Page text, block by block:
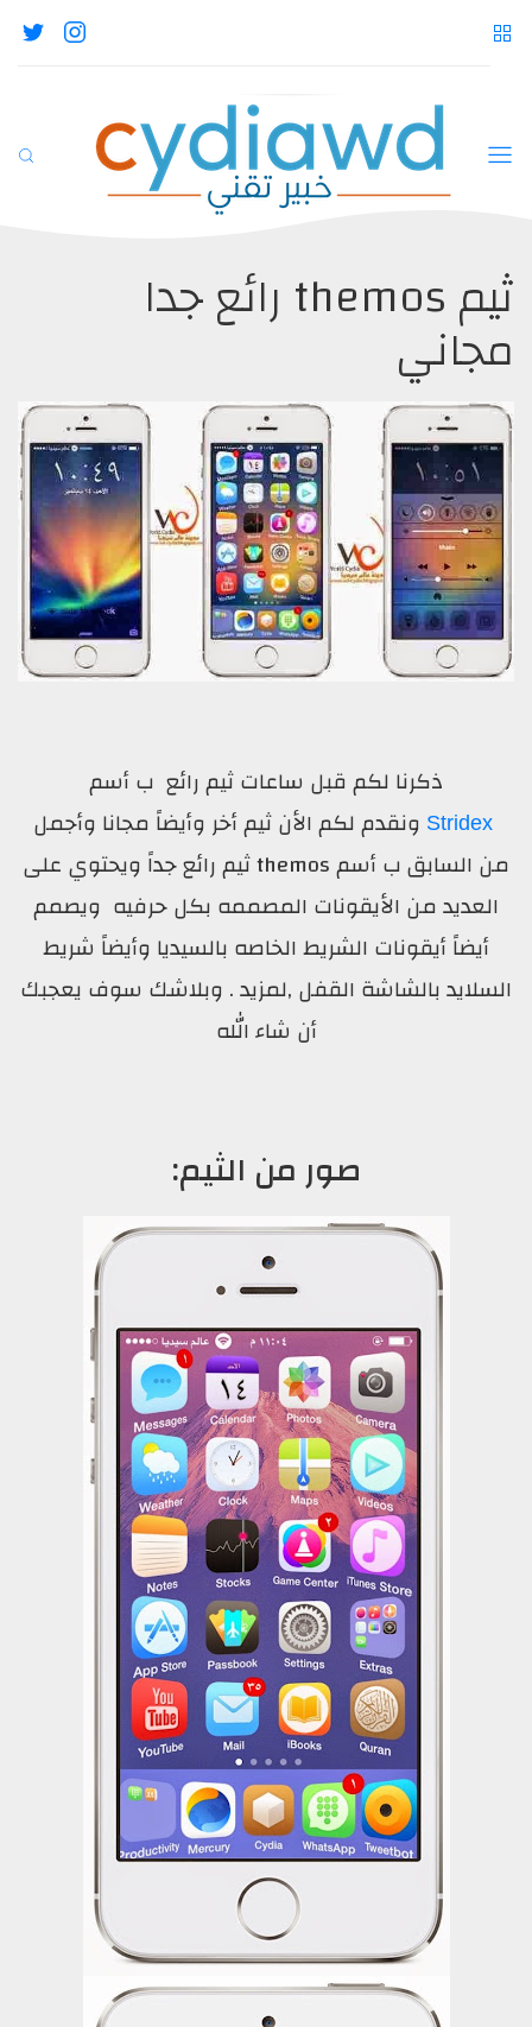
ثيم themos رائع جدا
مجاني
ذكرنا لكم قبل ساعات ثيم رائع ب أسم
Stridex ونقدم لكم الأن ثيم أخر وأيضاً مجانا وأجمل
من السابق ب أسم themos ثيم رائع جداً ويحتوي على
العديد من الأيقونات المصممه بكل حرفيه ويصمم
أيضاً أيقونات الشريط الخاصه بالسيديا وأيضاً شريط
السلايد بالشاشة القفل ,لمزيد . وبلاشك سوف يعجبك
أن شاء الله
صور من الثيم: